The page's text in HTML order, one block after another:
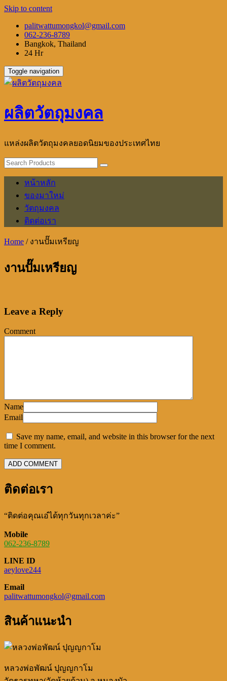
Skip to content
palitwattumongkol@gmail.com
062-236-8789
Bangkok, Thailand
24 Hr
Toggle navigation
ผลิตวัตถุมงคล
แหล่งผลิตวัตถุมงคลยอดนิยมของประเทศไทย
หน้าหลัก
ของมาใหม่
วัตถุมงคล
ติดต่อเรา
Home / งานปั๊มเหรียญ
งานปั๊มเหรียญ
Leave a Reply
Comment
Name
Email
Save my name, email, and website in this browser for the next
time I comment.
ติดต่อเรา
“ติดต่อคุณเอ๋ได้ทุกวันทุกเวลาค่ะ”
Mobile
062-236-8789
LINE ID
aeylove244
Email
palitwattumongkol@gmail.com
สินค้าแนะนำ
หลวงพ่อพัฒน์ ปุญญกาโม